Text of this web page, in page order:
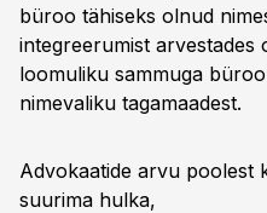
büroo tähiseks olnud
integreerumist arvestades
loomuliku sammuga
nimevaliku tagamaadest.
Advokaatide arvu poolest
suurima hulka,